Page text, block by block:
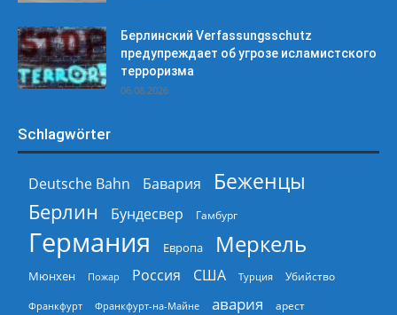
Берлинский Verfassungsschutz
предупреждает об угрозе исламистского
терроризма
06.08.2026
Schlagwörter
Deutsche Bahn Бавария
Беженцы
Берлин
Бундесвер Гамбург
Германия Европа Меркель
Мюнхен Пожар Россия США Турция Убийство
Франкфурт Франкфурт-на-Майне авария арест